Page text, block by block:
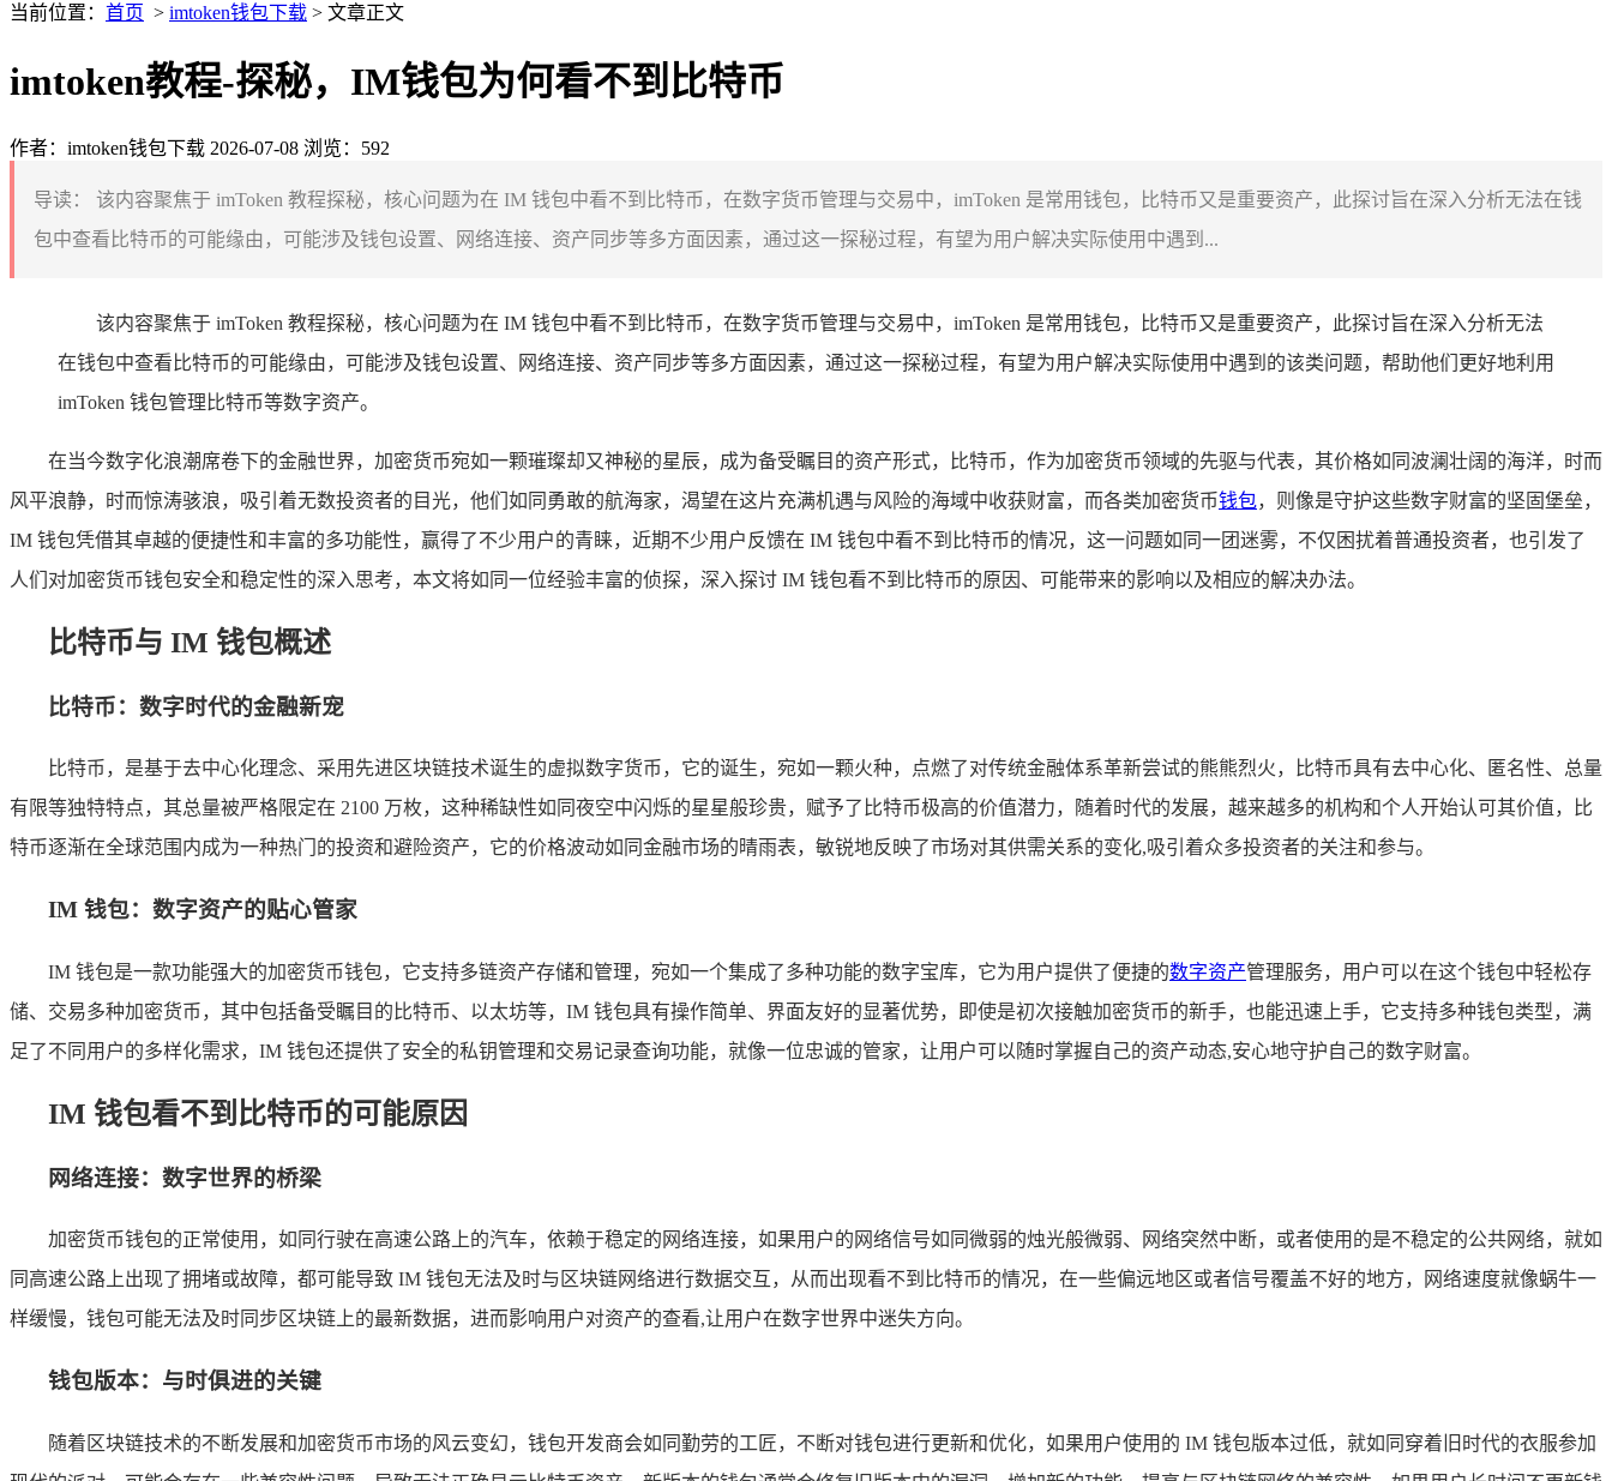
当前位置： 首页 > imtoken钱包下载 > 文章正文
imtoken教程-探秘，IM钱包为何看不到比特币
作者：imtoken钱包下载 2026-07-08 浏览：592
导读：
该内容聚焦于 imToken 教程探秘，核心问题为在 IM 钱包中看不到比特币，在数字货币管理与交易中，imToken 是常用钱包，比特币又是重要资产，此探讨旨在深入分析无法在钱
包中查看比特币的可能缘由，可能涉及钱包设置、网络连接、资产同步等多方面因素，通过这一探秘过程，有望为用户解决实际使用中遇到...
该内容聚焦于 imToken 教程探秘，核心问题为在 IM 钱包中看不到比特币，在数字货币管理与交易中，imToken 是常用钱包，比特币又是重要资产，此探讨旨在深入分析无法
在钱包中查看比特币的可能缘由，可能涉及钱包设置、网络连接、资产同步等多方面因素，通过这一探秘过程，有望为用户解决实际使用中遇到的该类问题，帮助他们更好地利用
imToken 钱包管理比特币等数字资产。
在当今数字化浪潮席卷下的金融世界，加密货币宛如一颗璀璨却又神秘的星辰，成为备受瞩目的资产形式，比特币，作为加密货币领域的先驱与代表，其价格如同波澜壮阔的海洋，时而
风平浪静，时而惊涛骇浪，吸引着无数投资者的目光，他们如同勇敢的航海家，渴望在这片充满机遇与风险的海域中收获财富，而各类加密货币钱包，则像是守护这些数字财富的坚固堡垒，
IM 钱包凭借其卓越的便捷性和丰富的多功能性，赢得了不少用户的青睐，近期不少用户反馈在 IM 钱包中看不到比特币的情况，这一问题如同一团迷雾，不仅困扰着普通投资者，也引发了
人们对加密货币钱包安全和稳定性的深入思考，本文将如同一位经验丰富的侦探，深入探讨 IM 钱包看不到比特币的原因、可能带来的影响以及相应的解决办法。
比特币与 IM 钱包概述
比特币：数字时代的金融新宠
比特币，是基于去中心化理念、采用先进区块链技术诞生的虚拟数字货币，它的诞生，宛如一颗火种，点燃了对传统金融体系革新尝试的熊熊烈火，比特币具有去中心化、匿名性、总量
有限等独特特点，其总量被严格限定在 2100 万枚，这种稀缺性如同夜空中闪烁的星星般珍贵，赋予了比特币极高的价值潜力，随着时代的发展，越来越多的机构和个人开始认可其价值，比
特币逐渐在全球范围内成为一种热门的投资和避险资产，它的价格波动如同金融市场的晴雨表，敏锐地反映了市场对其供需关系的变化,吸引着众多投资者的关注和参与。
IM 钱包：数字资产的贴心管家
IM 钱包是一款功能强大的加密货币钱包，它支持多链资产存储和管理，宛如一个集成了多种功能的数字宝库，它为用户提供了便捷的数字资产管理服务，用户可以在这个钱包中轻松存
储、交易多种加密货币，其中包括备受瞩目的比特币、以太坊等，IM 钱包具有操作简单、界面友好的显著优势，即使是初次接触加密货币的新手，也能迅速上手，它支持多种钱包类型，满
足了不同用户的多样化需求，IM 钱包还提供了安全的私钥管理和交易记录查询功能，就像一位忠诚的管家，让用户可以随时掌握自己的资产动态,安心地守护自己的数字财富。
IM 钱包看不到比特币的可能原因
网络连接：数字世界的桥梁
加密货币钱包的正常使用，如同行驶在高速公路上的汽车，依赖于稳定的网络连接，如果用户的网络信号如同微弱的烛光般微弱、网络突然中断，或者使用的是不稳定的公共网络，就如
同高速公路上出现了拥堵或故障，都可能导致 IM 钱包无法及时与区块链网络进行数据交互，从而出现看不到比特币的情况，在一些偏远地区或者信号覆盖不好的地方，网络速度就像蜗牛一
样缓慢，钱包可能无法及时同步区块链上的最新数据，进而影响用户对资产的查看,让用户在数字世界中迷失方向。
钱包版本：与时俱进的关键
随着区块链技术的不断发展和加密货币市场的风云变幻，钱包开发商会如同勤劳的工匠，不断对钱包进行更新和优化，如果用户使用的 IM 钱包版本过低，就如同穿着旧时代的衣服参加